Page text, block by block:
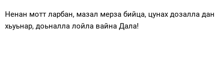
Ненан мотт ларбан, мазал мерза бийца, цунах дозалла дан
хьуьнар, доьналла лойла вайна Дала!